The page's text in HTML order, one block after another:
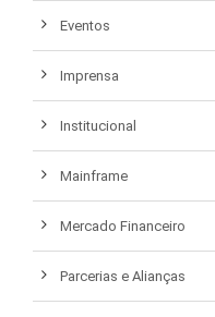
Eventos
Imprensa
Institucional
Mainframe
Mercado Financeiro
Parcerias e Alianças